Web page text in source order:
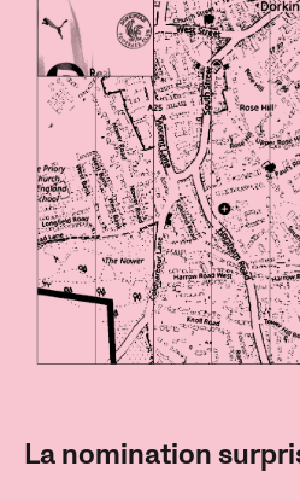
La nomination